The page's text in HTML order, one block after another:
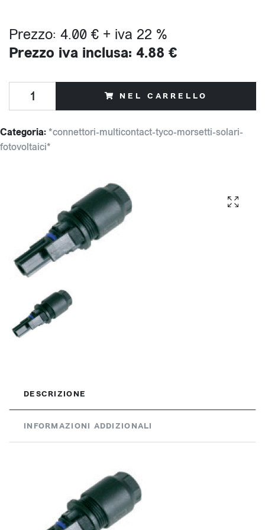
Prezzo: 4.00 € + iva 22 %
Prezzo iva inclusa: 4.88 €
NEL CARRELLO
Categoria: *connettori-multicontact-tyco-morsetti-solari-
fotovoltaici*
DESCRIZIONE
INFORMAZIONI ADDIZIONALI